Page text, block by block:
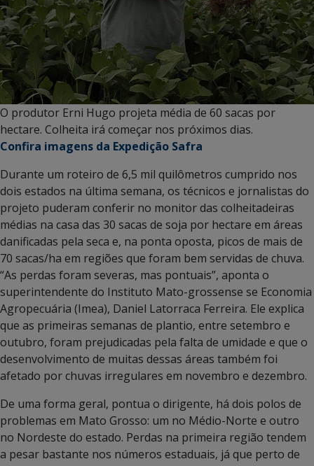
O produtor Erni Hugo projeta média de 60 sacas por
hectare. Colheita irá começar nos próximos dias.
Confira imagens da Expedição Safra
Durante um roteiro de 6,5 mil quilômetros cumprido nos
dois estados na última semana, os técnicos e jornalistas do
projeto puderam conferir no monitor das colheitadeiras
médias na casa das 30 sacas de soja por hectare em áreas
danificadas pela seca e, na ponta oposta, picos de mais de
70 sacas/ha em regiões que foram bem servidas de chuva.
“As perdas foram severas, mas pontuais”, aponta o
superintendente do Instituto Mato-grossense se Economia
Agropecuária (Imea), Daniel Latorraca Ferreira. Ele explica
que as primeiras semanas de plantio, entre setembro e
outubro, foram prejudicadas pela falta de umidade e que o
desenvolvimento de muitas dessas áreas também foi
afetado por chuvas irregulares em novembro e dezembro.
De uma forma geral, pontua o dirigente, há dois polos de
problemas em Mato Grosso: um no Médio-Norte e outro
no Nordeste do estado. Perdas na primeira região tendem
a pesar bastante nos números estaduais, já que perto de